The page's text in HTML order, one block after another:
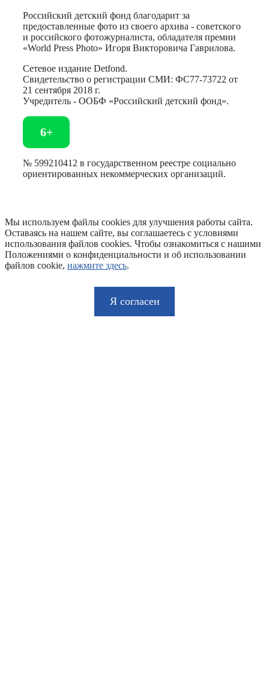
Российский детский фонд благодарит за
предоставленные фото из своего архива - советского
и российского фотожурналиста, обладателя премии
«World Press Photo» Игоря Викторовича Гаврилова.
Сетевое издание Detfond.
Свидетельство о регистрации СМИ: ФС77-73722 от
21 сентября 2018 г.
Учредитель - ООБФ «Российский детский фонд».
6+
№ 599210412 в государственном реестре социально
ориентированных некоммерческих организаций.
Мы используем файлы cookies для улучшения работы сайта.
Оставаясь на нашем сайте, вы соглашаетесь с условиями
использования файлов cookies. Чтобы ознакомиться с нашими
Положениями о конфиденциальности и об использовании
файлов cookie, нажмите здесь.
Я согласен